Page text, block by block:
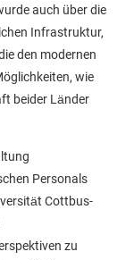
auch über die
Infrastruktur,
den modernen
wie
beider Länder
Personals
Cottbus-
zu